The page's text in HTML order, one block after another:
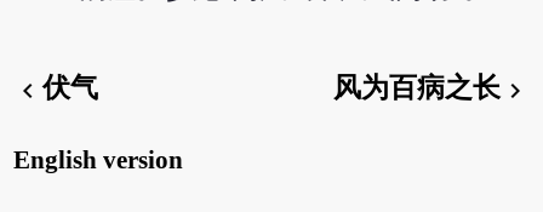
chevron_left伏气 风为百病之长chevron_right
English version